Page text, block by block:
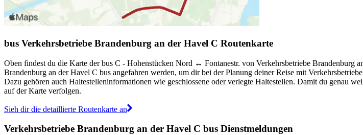
bus Verkehrsbetriebe Brandenburg an der Havel C Routenkarte
Oben findest du die Karte der bus C - Hohenstücken Nord ↔︎ Fontanestr. von Verkehrsbetriebe
Brandenburg an der Havel C bus angefahren werden, um dir bei der Planung deiner Reise mit
Dazu gehören auch Haltestelleninformationen wie geschlossene oder verlegte Haltestellen. Damit du genau
auf der Karte verfolgen.
Sieh dir die detaillierte Routenkarte an
Verkehrsbetriebe Brandenburg an der Havel C bus Dienstmeldungen